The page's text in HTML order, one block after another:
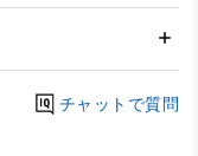
チャットで質問